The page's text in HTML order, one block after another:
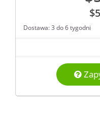
Dostawa: 3 do 6 tygodni